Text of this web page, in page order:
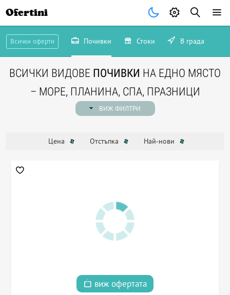
Ofertini
Всички оферти Почивки Стоки В града
ВСИЧКИ ВИДОВЕ ПОЧИВКИ НА ЕДНО МЯСТО
– МОРЕ, ПЛАНИНА, СПА, ПРАЗНИЦИ
ВИЖ ФИЛТРИ
Цена Отстъпка Най-нови
виж офертата